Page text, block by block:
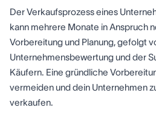
Der Verkaufsprozess eines
kann mehrere Monate in Anspruch
Vorbereitung und Planung, gefolgt
Unternehmensbewertung und der
Käufern. Eine gründliche
vermeiden und dein Unternehmen
verkaufen.